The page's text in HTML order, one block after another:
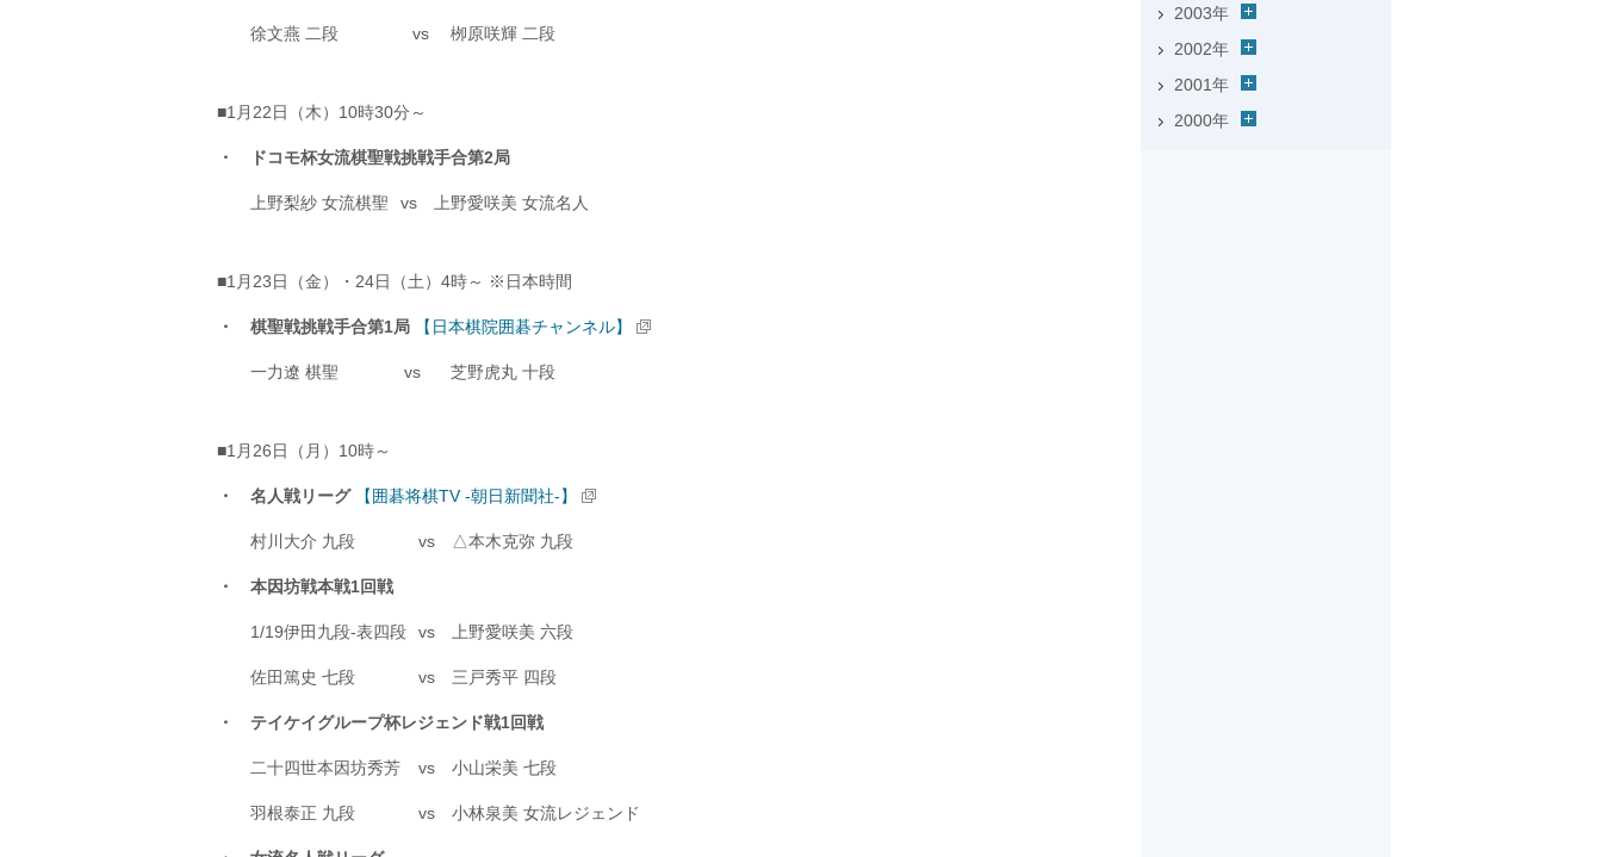
徐文燕 二段 vs 栁原咲輝 二段
■1月22日（木）10時30分～
・ ドコモ杯女流棋聖戦挑戦手合第2局
上野梨紗 女流棋聖 vs 上野愛咲美 女流名人
■1月23日（金）・24日（土）4時～ ※日本時間
・ 棋聖戦挑戦手合第1局 【日本棋院囲碁チャンネル】
一力遼 棋聖 vs 芝野虎丸 十段
■1月26日（月）10時～
・ 名人戦リーグ 【囲碁将棋TV -朝日新聞社-】
村川大介 九段 vs △本木克弥 九段
・ 本因坊戦本戦1回戦
1/19伊田九段-表四段 vs 上野愛咲美 六段
佐田篤史 七段 vs 三戸秀平 四段
・ テイケイグループ杯レジェンド戦1回戦
二十四世本因坊秀芳 vs 小山栄美 七段
羽根泰正 九段 vs 小林泉美 女流レジェンド
2003年
2002年
2001年
2000年